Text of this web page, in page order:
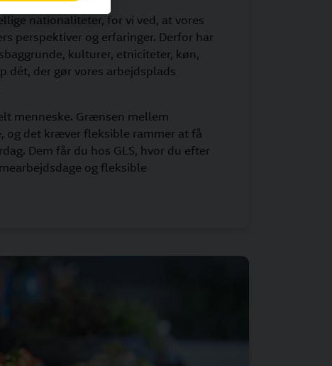
nationaliteter, for vi ved, at vores
perspektiver og erfaringer. Derfor har
kulturer, etniciteter, køn,
dét, der gør vores arbejdsplads
menneske. Grænsen mellem
og det kræver fleksible rammer at få
Dem får du hos GLS, hvor du efter
og fleksible